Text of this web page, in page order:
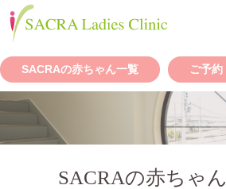
SACRAの赤ちゃん一覧 ご予約
SACRAの赤ちゃん